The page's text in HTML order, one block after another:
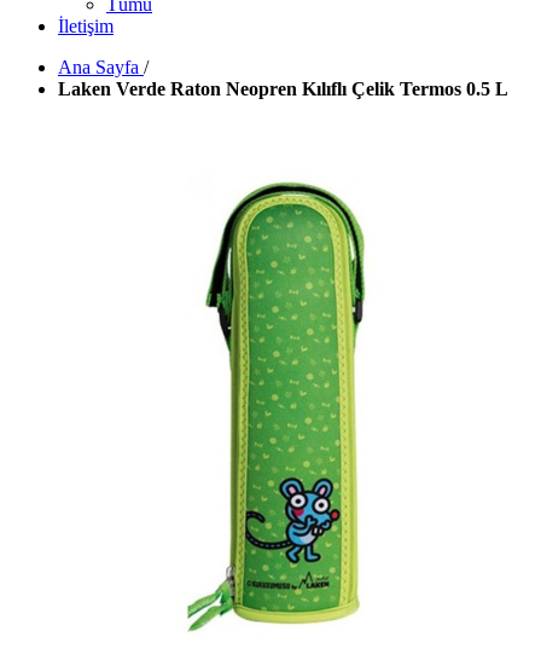
Tümü
İletişim
Ana Sayfa /
Laken Verde Raton Neopren Kılıflı Çelik Termos 0.5 L